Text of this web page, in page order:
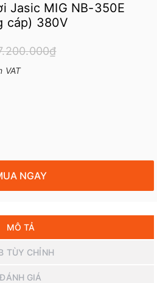
Jasic MIG NB-350E
cáp) 380V
VAT
NGAY
MÔ TẢ
TÙY CHỈNH
ĐÁNH GIÁ